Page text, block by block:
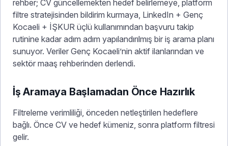
rehber; CV güncellemekten hedef belirlemeye, platform
filtre stratejisinden bildirim kurmaya, LinkedIn + Genç
Kocaeli + İŞKUR üçlü kullanımından başvuru takip
rutinine kadar adım adım yapılandırılmış bir iş arama planı
sunuyor. Veriler Genç Kocaeli’nin aktif ilanlarından ve
sektör maaş rehberinden derlendi.
İş Aramaya Başlamadan Önce Hazırlık
Filtreleme verimliliği, önceden netleştirilen hedeflere
bağlı. Önce CV ve hedef kümeniz, sonra platform filtresi
gelir.